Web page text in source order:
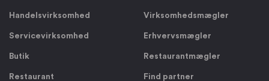
Handelsvirksomhed
Servicevirksomhed
Butik
Restaurant
Virksomhedsmægler
Erhvervsmægler
Restaurantmægler
Find partner